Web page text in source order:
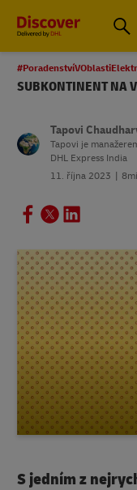
SUBKONTINENT NA
Tapovi
Tapovi je
DHL Express India
11. října 2023
S jedním z